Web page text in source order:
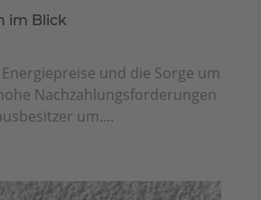
im Blick
und die Sorge um
Nachzahlungsforderungen
um....